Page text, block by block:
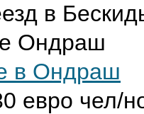
в
Ондраш
в Ондраш
евро чел/